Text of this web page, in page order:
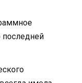
последней